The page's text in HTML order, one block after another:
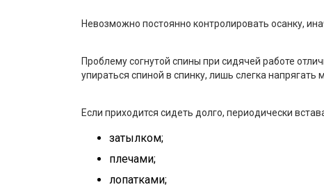
Невозможно постоянно контролировать осанку,
Проблему согнутой спины при сидячей работе
упираться спиной в спинку, лишь слегка
Если приходится сидеть долго, периодически
затылком;
плечами;
лопатками;